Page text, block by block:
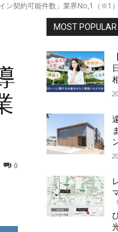
ン契約可能件数」業界No,1（※1
0
MOST POPULAR